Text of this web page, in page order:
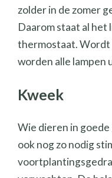
zolder in de zomer
Daarom staat al het
thermostaat. Wordt
worden alle lampen
Kweek
Wie dieren in
ook nog zo nodig